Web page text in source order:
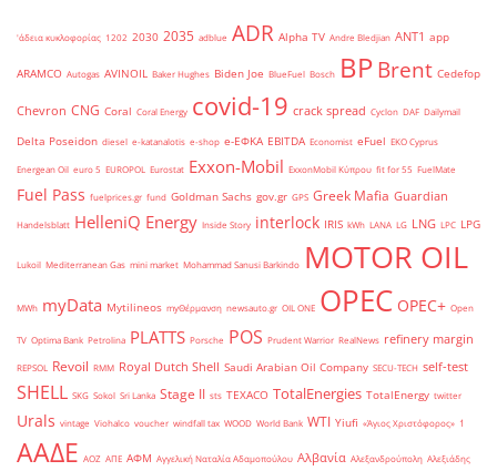
'άδεια κυκλοφορίας 1202 2030 2035 adblue ADR Alpha TV Andre Bledjian ANT1 app
ARAMCO Autogas AVINOIL Baker Hughes Biden Joe BlueFuel Bosch BPBrent Cedefop
Chevron CNG Coral Coral Energy covid-19 crack spread Cyclon DAF Dailymail
Delta Poseidon diesel e-katanalotis e-shop e-ΕΦΚΑ EBITDA Economist eFuel EKO Cyprus
Energean Oil euro 5 EUROPOL Eurostat Exxon-Mobil ExxonMobil Κύπρου fit for 55 FuelMate
Fuel Pass fuelprices.gr fund Goldman Sachs gov.gr GPS Greek Mafia Guardian
Handelsblatt HelleniQ Energy Inside Story interlock IRIS kWh LANA LG LNG LPC LPG
Lukoil Mediterranean Gas mini market Mohammad Sanusi Barkindo MOTOR OIL
MWh myData Mytilineos myΘέρμανση newsauto.gr OIL ONE OPEC OPEC+ Open
TV Optima Bank Petrolina PLATTS Porsche POS Prudent Warrior RealNews refinery margin
REPSOL Revoil RMM Royal Dutch Shell Saudi Arabian Oil Company SECU-TECH self-test
SHELL SKG Sokol Sri Lanka Stage II sts TEXACO TotalEnergies TotalEnergy twitter
Urals vintage Viohalco voucher windfall tax WOOD World Bank WTI Yiufi «Άγιος Χριστόφορος» ΄1
ΑΑΔΕ ΑΟΖ ΑΠΕ ΑΦΜ Αγγελική Ναταλία Αδαμοπούλου Αλβανία Αλεξανδρούπολη Αλεξιάδης